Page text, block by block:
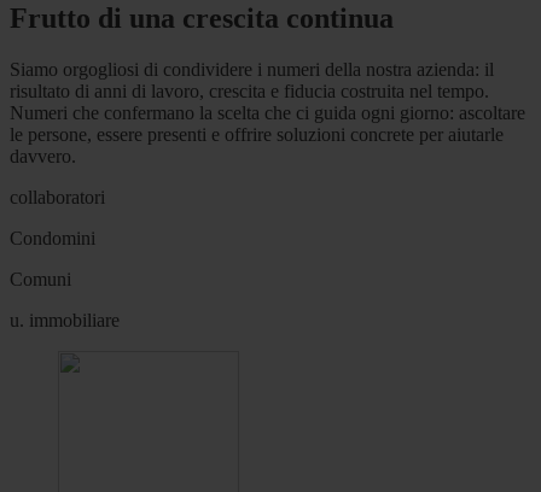
Frutto di una crescita continua
Siamo orgogliosi di condividere i numeri della nostra azienda: il
risultato di anni di lavoro, crescita e fiducia costruita nel tempo.
Numeri che confermano la scelta che ci guida ogni giorno: ascoltare
le persone, essere presenti e offrire soluzioni concrete per aiutarle
davvero.
collaboratori
Condomini
Comuni
u. immobiliare